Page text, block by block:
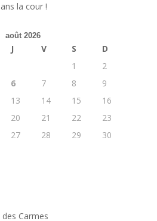
la cour !
août 2026
J V S
D
1
2
6 7 8
9
13 14 15
16
20 21 22
23
27 28 29
30
Carmes